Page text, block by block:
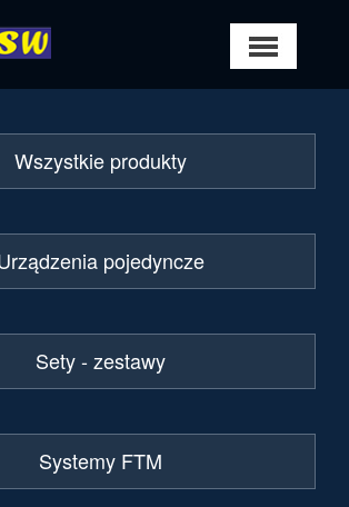
Wszystkie produkty
pojedyncze
Sety - zestawy
Systemy FTM